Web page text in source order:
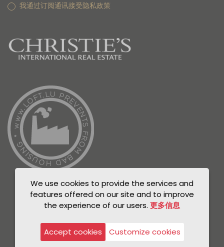
我通过订阅通讯接受隐私政策
Privacy Policy
Legal notice
We use cookies to provide the services and
features offered on our site and to improve
the experience of our users. 更多信息
Accept cookies Customize cookies